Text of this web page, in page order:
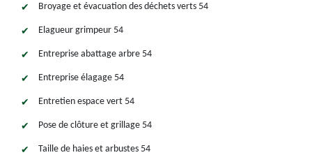
Broyage et évacuation des déchets verts 54
Elagueur grimpeur 54
Entreprise abattage arbre 54
Entreprise élagage 54
Entretien espace vert 54
Pose de clôture et grillage 54
Taille de haies et arbustes 54